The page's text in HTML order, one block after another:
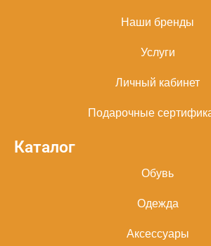
Наши бренды
Услуги
Личный кабинет
Подарочные
Каталог
Обувь
Одежда
Аксессуары